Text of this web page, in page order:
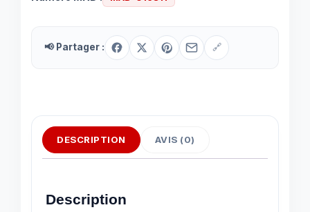
📢 Partager : 🔗
DESCRIPTION AVIS (0)
Description